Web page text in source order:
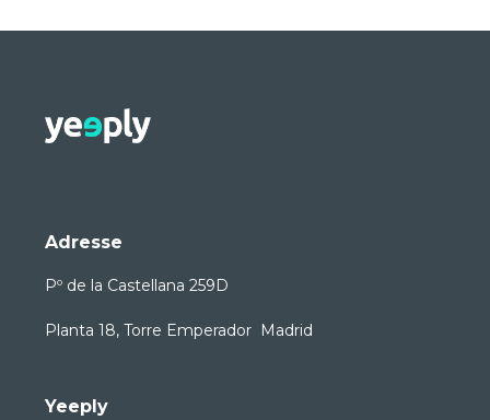
Adresse
Pº de la Castellana 259D
Planta 18, Torre Emperador Madrid
Yeeply